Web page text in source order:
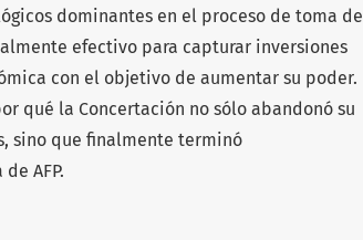
dominantes en el proceso de toma de
efectivo para capturar inversiones
con el objetivo de aumentar su poder.
qué la Concertación no sólo abandonó su
sino que finalmente terminó
AFP.